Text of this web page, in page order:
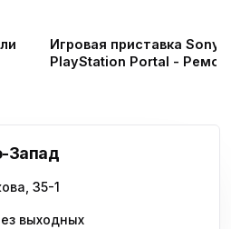
Игровая приставка Sony
PlayStation Portal -
Запад
35-1
выходных